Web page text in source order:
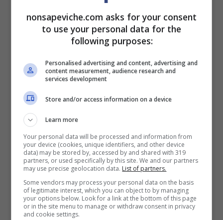
Ad ufficializzare la notizia in questione è stato il
Bristol Myers Squibb
farmaco Potetyk Pso LTE la cui efficacia è stata
riscontrata dopo due anni con deucravacitinib
58,7%.
“Nuova importante opzione
di trattamento”
Gli importanti risultati riscossi con il
nonsapeviche.com asks for your consent
to use your personal data for the
following purposes:
Personalised advertising and content, advertising and
content measurement, audience research and
services development
Store and/or access information on a device
Learn more
Your personal data will be processed and information from
your device (cookies, unique identifiers, and other device
data) may be stored by, accessed by and shared with 319
partners, or used specifically by this site. We and our partners
may use precise geolocation data. List of partners.
Some vendors may process your personal data on the basis
of legitimate interest, which you can object to by managing
your options below. Look for a link at the bottom of this page
or in the site menu to manage or withdraw consent in privacy
and cookie settings.